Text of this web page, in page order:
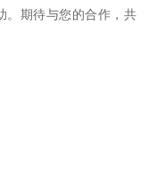
。期待与您的合作，共